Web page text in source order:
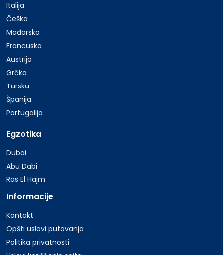
Italija
Češka
Mađarska
Francuska
Austrija
Grčka
Turska
Španija
Portugalija
Egzotika
Dubai
Abu Dabi
Ras El Hajm
Informacije
Kontakt
Opšti uslovi putovanja
Politika privatnosti